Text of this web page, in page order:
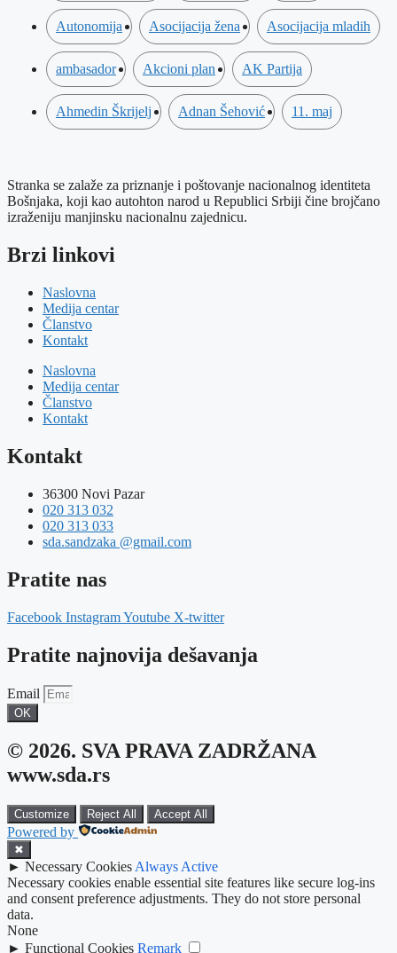
Autonomija Asocijacija žena Asocijacija mladih
ambasador Akcioni plan AK Partija
Ahmedin Škrijelj Adnan Šehović 11. maj
Stranka se zalaže za priznanje i poštovanje nacionalnog identiteta
Bošnjaka, koji kao autohton narod u Republici Srbiji čine brojčano
izraženiju manjinsku nacionalnu zajednicu.
Brzi linkovi
Naslovna
Medija centar
Članstvo
Kontakt
Naslovna
Medija centar
Članstvo
Kontakt
Kontakt
36300 Novi Pazar
020 313 032
020 313 033
sda.sandzaka @gmail.com
Pratite nas
Facebook InstagramYoutube X-twitter
Pratite najnovija dešavanja
Email
OK
© 2026. SVA PRAVA ZADRŽANA
www.sda.rs
Customize Reject All Accept All
Powered by
✖
► Necessary Cookies Always Active
Necessary cookies enable essential site features like secure log-ins
and consent preference adjustments. They do not store personal
data.
None
► Functional Cookies Remark